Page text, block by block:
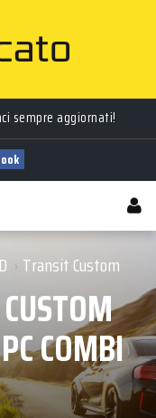
sempre aggiornati!
› Transit Custom
COMBI